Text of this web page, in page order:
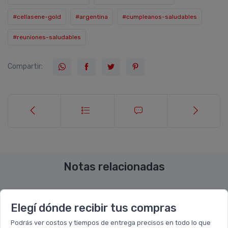
Elegí dónde recibir tus compras
Podrás ver costos y tiempos de entrega precisos en todo lo que
#cellasene-gold #argentina #cumpleanos-saludables
#reuniones-saludables
Compartir:
Notas relacionadas